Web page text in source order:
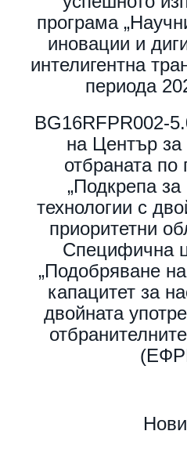
програма
иновации и
интелигентна
периода
BG16RFPR002-
на Център за
отбраната по
„Подкрепа
технологии с
приоритетни
Специфична
„Подобряване
капацитет за
двойната